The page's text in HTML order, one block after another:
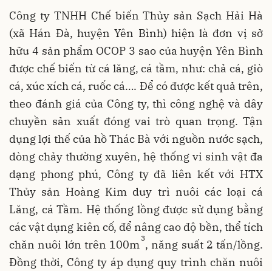
Công ty TNHH Chế biến Thủy sản Sạch Hải Hà
(xã Hán Đà, huyện Yên Bình) hiện là đơn vị sở
hữu 4 sản phẩm OCOP 3 sao của huyện Yên Bình
được chế biến từ cá lăng, cá tầm, như: chả cá, giò
cá, xúc xích cá, ruốc cá…. Để có được kết quả trên,
theo đánh giá của Công ty, thì công nghệ và dây
chuyền sản xuất đóng vai trò quan trọng. Tận
dụng lợi thế của hồ Thác Bà với nguồn nước sạch,
dòng chảy thường xuyên, hệ thống vi sinh vật đa
dạng phong phú, Công ty đã liên kết với HTX
Thủy sản Hoàng Kim duy trì nuôi các loại cá
Lăng, cá Tầm. Hệ thống lồng được sử dụng bằng
các vật dụng kiên cố, để nâng cao độ bền, thể tích
chăn nuôi lớn trên 100m3, năng suất 2 tấn/lồng.
Đồng thời, Công ty áp dụng quy trình chăn nuôi